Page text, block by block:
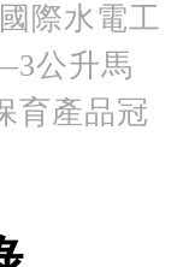
際水電工
公升馬
育產品冠